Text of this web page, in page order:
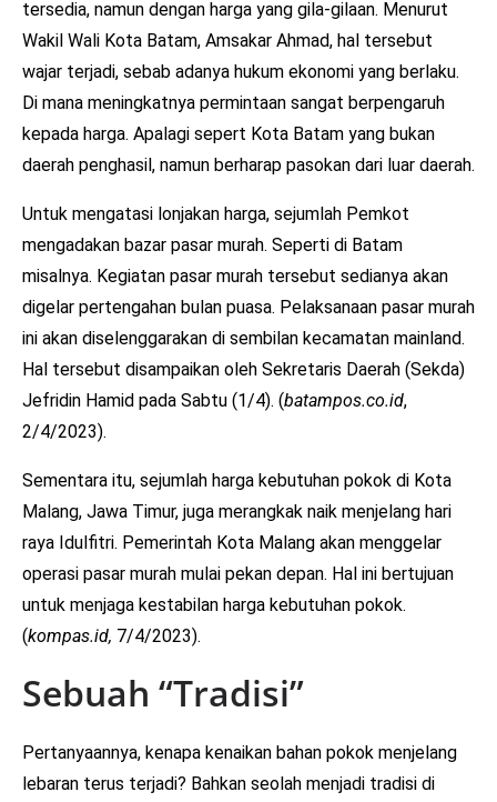
tersedia, namun dengan harga yang gila-gilaan. Menurut
Wakil Wali Kota Batam, Amsakar Ahmad, hal tersebut
wajar terjadi, sebab adanya hukum ekonomi yang berlaku.
Di mana meningkatnya permintaan sangat berpengaruh
kepada harga. Apalagi sepert Kota Batam yang bukan
daerah penghasil, namun berharap pasokan dari luar daerah.
Untuk mengatasi lonjakan harga, sejumlah Pemkot
mengadakan bazar pasar murah. Seperti di Batam
misalnya. Kegiatan pasar murah tersebut sedianya akan
digelar pertengahan bulan puasa. Pelaksanaan pasar murah
ini akan diselenggarakan di sembilan kecamatan mainland.
Hal tersebut disampaikan oleh Sekretaris Daerah (Sekda)
Jefridin Hamid pada Sabtu (1/4). (batampos.co.id,
2/4/2023).
Sementara itu, sejumlah harga kebutuhan pokok di Kota
Malang, Jawa Timur, juga merangkak naik menjelang hari
raya Idulfitri. Pemerintah Kota Malang akan menggelar
operasi pasar murah mulai pekan depan. Hal ini bertujuan
untuk menjaga kestabilan harga kebutuhan pokok.
(kompas.id, 7/4/2023).
Sebuah “Tradisi”
Pertanyaannya, kenapa kenaikan bahan pokok menjelang
lebaran terus terjadi? Bahkan seolah menjadi tradisi di